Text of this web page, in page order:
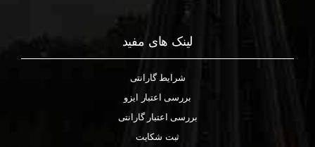
لینک های مفید
شرایط گارانتی
بررسی اعتبار ایزو
بررسی اعتبار گارانتی
ثبت شکایت